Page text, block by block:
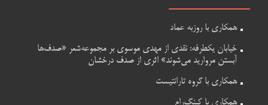
همکاری با روزبه عماد
خیابان یکطرفه: نقدی از مهدی موسوی بر مجموعه‌شعر «صدف‌ها
آبستن مروارید می‌شوند» اثری از صدف درخشان
همکاری با گروه تارانتیست
همکاری با کینگ‌رام